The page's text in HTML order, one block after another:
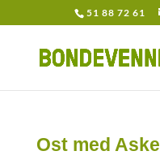
51 88 72 61
Ost med Aske